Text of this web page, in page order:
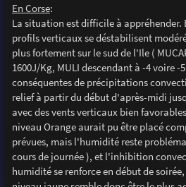
En Corse:
La situation est difficile à appréhender.
profils verticaux se déstabilisent
plus fortement sur le sud de l'Ile (
1600J/Kg, MULI descendant à -4 voire -
conséquentes de précipitations
relief à partir du début d'après-midi
avec des vents verticaux bien
niveau Orange aurait pu être placé
prévues, mais l'humidité reste
cours de journée ), et l'inhibition
humidité se renforce en début de